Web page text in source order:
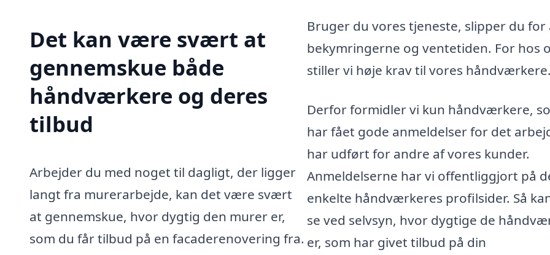
Det kan være svært at
gennemskue både
håndværkere og deres
tilbud
Arbejder du med noget til dagligt, der ligger
langt fra murerarbejde, kan det være svært
at gennemskue, hvor dygtig den murer er,
som du får tilbud på en facaderenovering fra.
Bruger du vores tjeneste, slipper du for
bekymringerne og ventetiden. For hos
stiller vi høje krav til vores håndværkere.
Derfor formidler vi kun håndværkere,
har fået gode anmeldelser for det
har udført for andre af vores kunder.
Anmeldelserne har vi offentliggjort på
enkelte håndværkeres profilsider. Så
se ved selvsyn, hvor dygtige de
er, som har givet tilbud på din